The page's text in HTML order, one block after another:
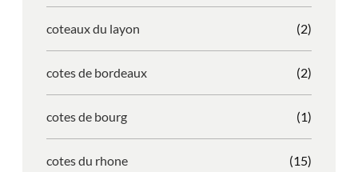
coteaux du layon (2)
cotes de bordeaux (2)
cotes de bourg (1)
cotes du rhone (15)